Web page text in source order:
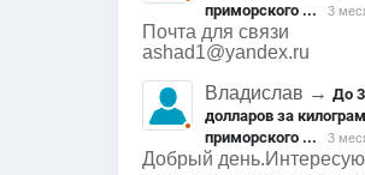
приморского ...
3
Почта для связи
ashad1@yandex.ru
Владислав →До
долларов за
приморского ...
3
Добрый